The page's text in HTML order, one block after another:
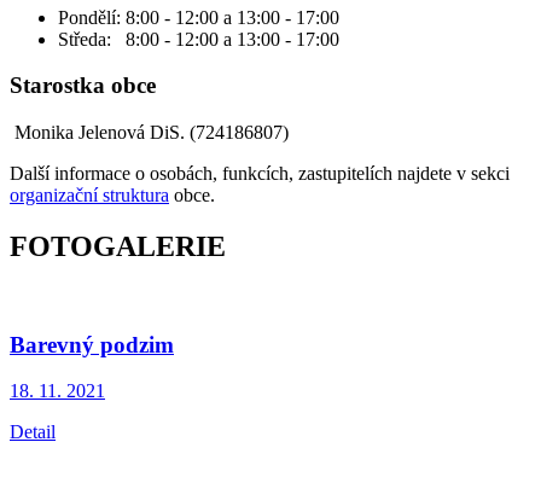
Pondělí: 8:00 - 12:00 a 13:00 - 17:00
Středa: 8:00 - 12:00 a 13:00 - 17:00
Starostka obce
Monika Jelenová DiS. (724186807)
Další informace o osobách, funkcích, zastupitelích najdete v sekci
organizační struktura obce.
FOTOGALERIE
Barevný podzim
18. 11. 2021
Detail